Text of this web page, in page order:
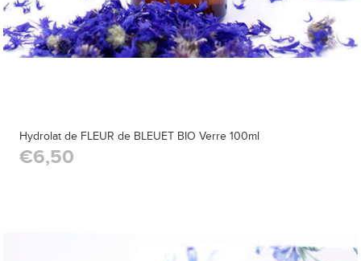
Hydrolat de FLEUR de BLEUET BIO Verre 100ml
€6,50